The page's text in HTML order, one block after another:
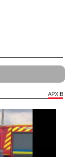
АРХІВ